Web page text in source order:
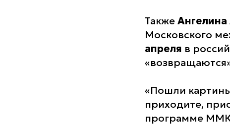
Также
Московского
апреля в
«Пошли
приходите,
программе